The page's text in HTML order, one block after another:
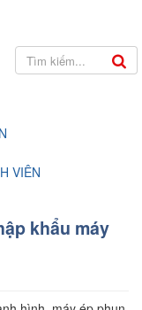
VIÊN
khẩu máy